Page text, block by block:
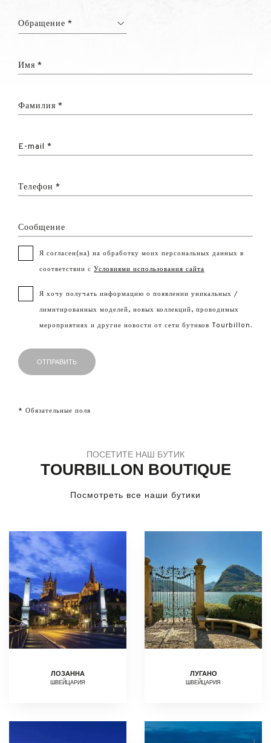
Обращение *
Имя *
Фамилия *
E-mail *
Телефон *
Сообщение
Я согласен(на) на обработку моих персональных данных в
соответствии с Условиями использования сайта
Я хочу получать информацию о появлении уникальных /
лимитированных моделей, новых коллекций, проводимых
мероприятиях и другие новости от сети бутиков Tourbillon.
* Обязательные поля
ПОСЕТИТЕ НАШ БУТИК
TOURBILLON BOUTIQUE
Посмотреть все наши бутики
ЛОЗАННА
ШВЕЙЦАРИЯ
ЛУГАНО
ШВЕЙЦАРИЯ